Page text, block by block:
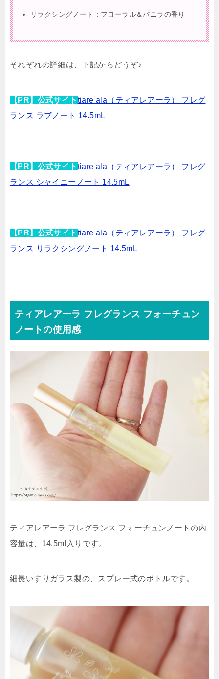
リラクシングノート：フローラル＆バニラの香り
それぞれの詳細は、下記からどうぞ♪
【PR】公式サイト tiare ala（ティアレアーラ） フレグ
ランス ラブノート 14.5mL
【PR】公式サイト tiare ala（ティアレアーラ） フレグ
ランス シャイニーノート 14.5mL
【PR】公式サイト tiare ala（ティアレアーラ） フレグ
ランス リラクシングノート 14.5mL
ティアレアーラ フレグランス フォーチュン
ノートの使用感
ティアレアーラ フレグランス フォーチュンノートの内
容量は、14.5ml入りです。
細長いすりガラス製の、スプレー式のボトルです。